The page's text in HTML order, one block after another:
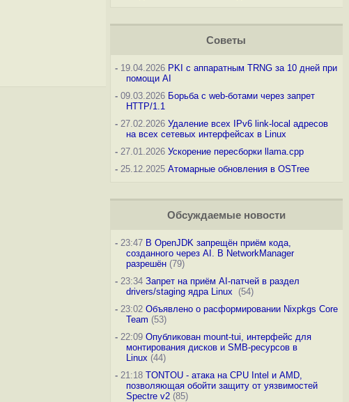
Советы
-19.04.2026 PKI с аппаратным TRNG за 10 дней при
помощи AI
-09.03.2026 Борьба с web-ботами через запрет
HTTP/1.1
-27.02.2026 Удаление всех IPv6 link-local адресов
на всех сетевых интерфейсах в Linux
-27.01.2026 Ускорение пересборки llama.cpp
-25.12.2025 Атомарные обновления в OSTree
Обсуждаемые новости
-23:47 В OpenJDK запрещён приём кода,
созданного через AI. В NetworkManager
разрешён(79)
-23:34 Запрет на приём AI-патчей в раздел
drivers/staging ядра Linux
(54)
-23:02 Объявлено о расформировании Nixpkgs Core
Team (53)
-22:09 Опубликован mount-tui, интерфейс для
монтирования дисков и SMB-ресурсов в
Linux (44)
-21:18 TONTOU - атака на CPU Intel и AMD,
позволяющая обойти защиту от уязвимостей
Spectre v2(85)